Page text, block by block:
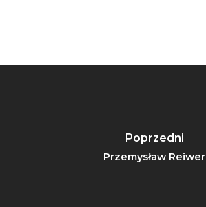
Poprzedni
Przemysław Reiwer